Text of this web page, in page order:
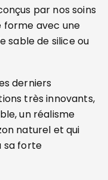
par nos soins
forme avec une
sable de silice ou
derniers
très innovants,
un réalisme
naturel et qui
sa forte